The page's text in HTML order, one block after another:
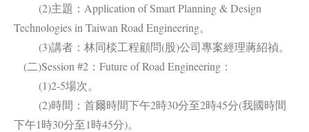
(2)主題：Application of Smart Planning & Design
Technologies in Taiwan Road Engineering。
(3)講者：林同棪工程顧問(股)公司專案經理蔣紹禎。
(二)Session #2：Future of Road Engineering：
(1)2-5場次。
(2)時間：首爾時間下午2時30分至2時45分(我國時間
下午1時30分至1時45分)。